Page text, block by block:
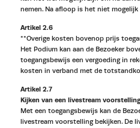
nemen. Na afloop is het niet
Artikel 2.6
**Overige kosten bovenop prijs
Het Podium kan aan de Bezoeker
toegangsbewijs een vergoeding in
kosten in verband met de
Artikel 2.7
Kijken van een livestream
Met een toegangsbewijs kan de
livestream voorstelling bekijken. De